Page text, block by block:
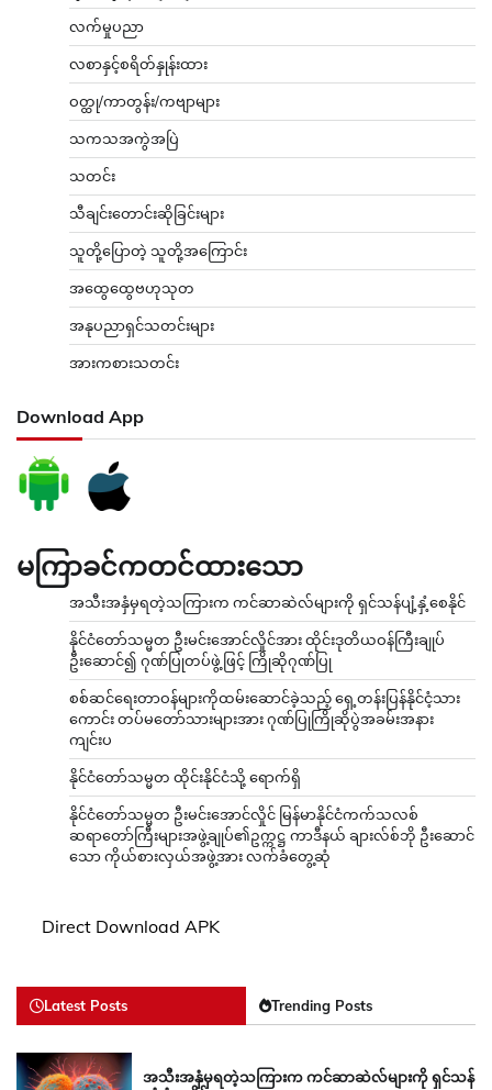
လက်မှုပညာ
လစာနှင့်စရိတ်နှုန်းထား
ဝတ္ထု/ကာတွန်း/ကဗျာများ
သကသအကွဲအပြဲ
သတင်း
သီချင်းတောင်းဆိုခြင်းများ
သူတို့ပြောတဲ့ သူတို့အကြောင်း
အထွေထွေဗဟုသုတ
အနုပညာရှင်သတင်းများ
အားကစားသတင်း
Download App
မကြာခင်ကတင်ထားသော
အသီးအနှံမှရတဲ့သကြားက ကင်ဆာဆဲလ်များကို ရှင်သန်ပျံ့နှံ့စေနိုင်
နိုင်ငံတော်သမ္မတ ဦးမင်းအောင်လှိုင်အား ထိုင်းဒုတိယဝန်ကြီးချုပ်
ဦးဆောင်၍ ဂုဏ်ပြုတပ်ဖွဲ့ဖြင့် ကြိုဆိုဂုဏ်ပြု
စစ်ဆင်ရေးတာဝန်များကိုထမ်းဆောင်ခဲ့သည့် ရှေ့တန်းပြန်နိုင်ငံ့သား
ကောင်း တပ်မတော်သားများအား ဂုဏ်ပြုကြိုဆိုပွဲအခမ်းအနား
ကျင်းပ
နိုင်ငံတော်သမ္မတ ထိုင်းနိုင်ငံသို့ ရောက်ရှိ
နိုင်ငံတော်သမ္မတ ဦးမင်းအောင်လှိုင် မြန်မာနိုင်ငံကက်သလစ်
ဆရာတော်ကြီးများအဖွဲ့ချုပ်၏ဥက္ကဋ္ဌ ကာဒီနယ် ချားလ်စ်ဘို ဦးဆောင်
သော ကိုယ်စားလှယ်အဖွဲ့အား လက်ခံတွေ့ဆုံ
Direct Download APK
Latest Posts Trending Posts
အသီးအနှံမှရတဲ့သကြားက ကင်ဆာဆဲလ်များကို ရှင်သန်